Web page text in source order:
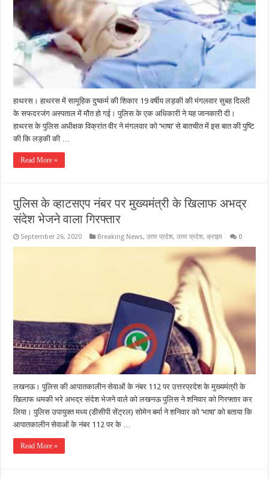
हाथरस। हाथरस में सामूहिक दुष्कर्म की शिकार 19 वर्षीय लड़की की मंगलवार सुबह दिल्ली
के सफदरजंग अस्पताल में मौत हो गई। पुलिस के एक अधिकारी ने यह जानकारी दी।
हाथरस के पुलिस अधीक्षक विक्रांत वीर ने मंगलवार को ‘भाषा’ से बातचीत में इस बात की पुष्टि
की कि लड़की की …
Read More »
पुलिस के व्हाटसएप नंबर पर मुख्यमंत्री के खिलाफ अभद्र
संदेश भेजने वाला गिरफ्तार
September 26, 2020 Breaking News,उत्तर प्रदेश,उत्तर प्रदेश,क्राइम 0
लखनऊ। पुलिस की आपातकालीन सेवाओं के नंबर 112 पर उत्तरप्रदेश के मुख्यमंत्री के
खिलाफ धमकी भरे अभद्र संदेश भेजने वाले को लखनऊ पुलिस ने शनिवार को गिरफ्तार कर
लिया। पुलिस उपायुक्त मध्य (डीसीपी सेंट्रल) सोमेन बर्मा ने शनिवार को ‘भाषा’ को बताया कि
आपातकालीन सेवाओं के नंबर 112 पर के …
Read More »